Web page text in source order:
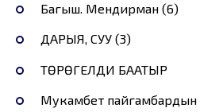
Багыш. Мендирман (6)
ДАРЫЯ, СУУ (3)
ТӨРӨГЕЛДИ БААТЫР
Мукамбет